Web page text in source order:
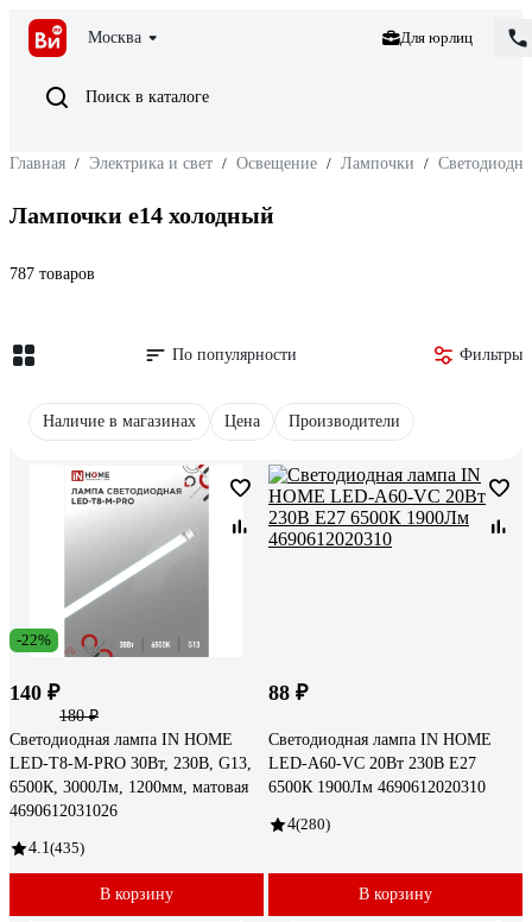
Москва Для юрлиц
Поиск в каталоге
Главная / Электрика и свет / Освещение / Лампочки /
Лампочки е14 холодный
787 товаров
По популярности Фильтры
Наличие в магазинах Цена Производители
-22%
140 ₽
180 ₽
Светодиодная лампа IN HOME
LED-T8-М-PRO 30Вт, 230В, G13,
6500К, 3000Лм, 1200мм, матовая
4690612031026
4.1 (435)
В корзину
88 ₽
Светодиодная лампа IN HOME
LED-A60-VC 20Вт 230В Е27
6500К 1900Лм 4690612020310
4(280)
В корзину